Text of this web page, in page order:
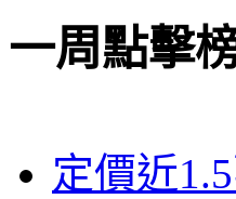
一周點擊
定價近